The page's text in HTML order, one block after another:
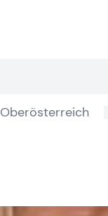
Oberösterreich